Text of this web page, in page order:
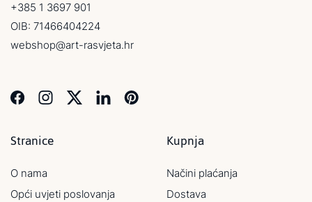
+385 1 3697 901
OIB: 71466404224
webshop@art-rasvjeta.hr
Stranice
O nama
Opći uvjeti poslovanja
Kupnja
Načini plaćanja
Dostava